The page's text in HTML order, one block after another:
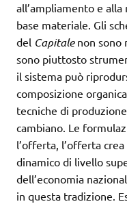
all’ampliamento e
base materiale. Gli
del Capitalenon sono
sono piuttosto
il sistema può
composizione
tecniche di
cambiano. Le
l’offerta, l’offerta
dinamico di livello
dell’economia
in questa tradizione.